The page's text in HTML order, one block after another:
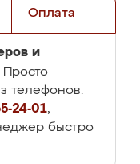
Оплата
и
телефонов:
24-01,
быстро